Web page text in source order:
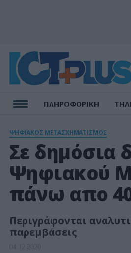
ΠΛΗΡΟΦΟΡΙΚΗ
ΨΗΦΙΑΚΟΣ ΜΕΤΑΣΧΗΜΑΤΙΣΜΟΣ
Σε δημόσια
Ψηφιακού
πάνω απο
Περιγράφονται
παρεμβάσεις
04.12.2020